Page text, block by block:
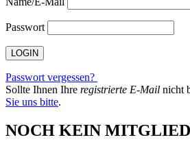
Passwort
Passwort vergessen?
Sollte Ihnen Ihre registrierte E-Mail nicht
Sie uns bitte.
NOCH KEIN